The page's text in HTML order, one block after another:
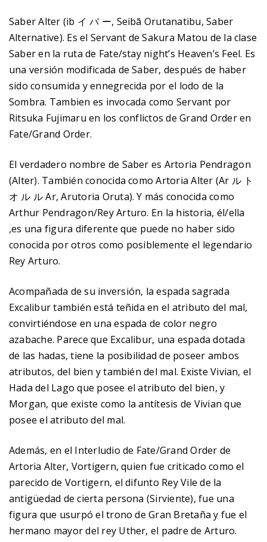
Saber Alter (ib イ バ ー, Seibā Orutanatibu, Saber
Alternative). Es el Servant de Sakura Matou de la clase
Saber en la ruta de Fate/stay night’s Heaven’s Feel. Es
una versión modificada de Saber, después de haber
sido consumida y ennegrecida por el lodo de la
Sombra. Tambien es invocada como Servant por
Ritsuka Fujimaru en los conflictos de Grand Order en
Fate/Grand Order.
El verdadero nombre de Saber es Artoria Pendragon
(Alter). También conocida como Artoria Alter (Ar ル ト
オ ル ル Ar, Arutoria Oruta). Y más conocida como
Arthur Pendragon/Rey Arturo. En la historia, él/ella
,es una figura diferente que puede no haber sido
conocida por otros como posiblemente el legendario
Rey Arturo.
Acompañada de su inversión, la espada sagrada
Excalibur también está teñida en el atributo del mal,
convirtiéndose en una espada de color negro
azabache. Parece que Excalibur, una espada dotada
de las hadas, tiene la posibilidad de poseer ambos
atributos, del bien y también del mal. Existe Vivian, el
Hada del Lago que posee el atributo del bien, y
Morgan, que existe como la antítesis de Vivian que
posee el atributo del mal.
Además, en el Interludio de Fate/Grand Order de
Artoria Alter, Vortigern, quien fue criticado como el
parecido de Vortigern, el difunto Rey Vile de la
antigüedad de cierta persona (Sirviente), fue una
figura que usurpó el trono de Gran Bretaña y fue el
hermano mayor del rey Uther, el padre de Arturo.